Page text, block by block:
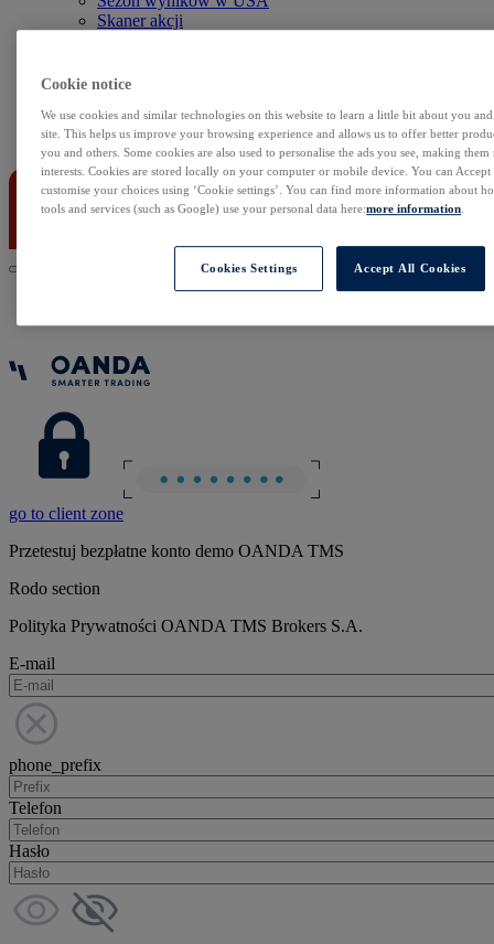
Skaner akcji
Sentyment Klientów
Kontakt
go to client zone
Przetestuj bezpłatne konto demo OANDA TMS
Rodo section
Polityka Prywatności OANDA TMS Brokers S.A.
E-mail
phone_prefix
Telefon
Hasło
Cookie notice
We use cookies and similar technologies on this website to learn a little bit about you
site. This helps us improve your browsing experience and allows us to offer better
you and others. Some cookies are also used to personalise the ads you see, making
interests. Cookies are stored locally on your computer or mobile device. You can
customise your choices using ‘Cookie settings’. You can find more information about
tools and services (such as Google) use your personal data here:more information
Cookies Settings Accept All Cookies